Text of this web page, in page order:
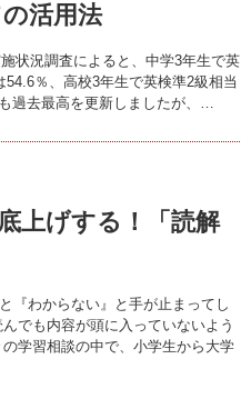
活用法
状況調査によると、中学3年生で英
％、高校3年生で英検準2級相当
過去最高を更新しましたが、…
上げする！「読解
『わからない』と手が止まってし
でも内容が頭に入っていないよう
学習相談の中で、小学生から大学